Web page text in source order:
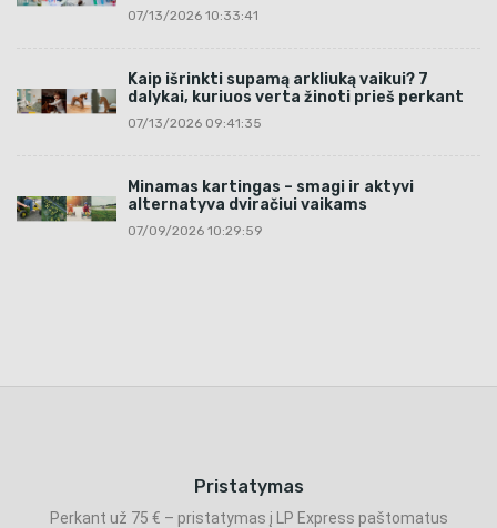
07/13/2026 10:33:41
Kaip išrinkti supamą arkliuką vaikui? 7
dalykai, kuriuos verta žinoti prieš perkant
07/13/2026 09:41:35
Minamas kartingas – smagi ir aktyvi
alternatyva dviračiui vaikams
07/09/2026 10:29:59
Pristatymas
Perkant už 75 € – pristatymas į LP Express paštomatus